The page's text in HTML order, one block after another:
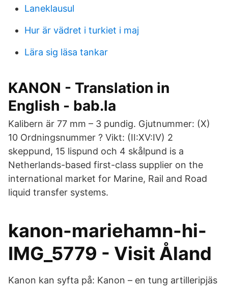
Laneklausul
Hur är vädret i turkiet i maj
Lära sig läsa tankar
KANON - Translation in
English - bab.la
Kalibern är 77 mm – 3 pundig. Gjutnummer: (X)
10 Ordningsnummer ? Vikt: (II:XV:IV) 2
skeppund, 15 lispund och 4 skålpund is a
Netherlands-based first-class supplier on the
international market for Marine, Rail and Road
liquid transfer systems.
kanon-mariehamn-hi-
IMG_5779 - Visit Åland
Kanon kan syfta på: Kanon – en tung artilleripjäs